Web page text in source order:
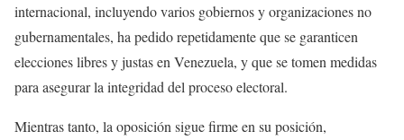
internacional, incluyendo varios gobiernos y organizaciones no
gubernamentales, ha pedido repetidamente que se garanticen
elecciones libres y justas en Venezuela, y que se tomen medidas
para asegurar la integridad del proceso electoral.
Mientras tanto, la oposición sigue firme en su posición,